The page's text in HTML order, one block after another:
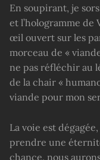
En soupirant, je
et l’hologramme de
œil ouvert sur les
morceau de «
ne pas réfléchir au
de la chair «
viande pour mon
La voie est
prendre une
chance, nous